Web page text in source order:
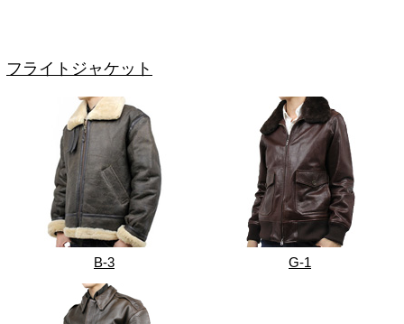
フライトジャケット
B-3 G-1